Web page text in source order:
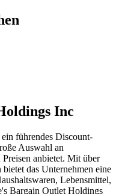
Inc
führendes Discount-
Auswahl an
anbietet. Mit über
das Unternehmen eine
Lebensmittel,
Bargain Outlet Holdings